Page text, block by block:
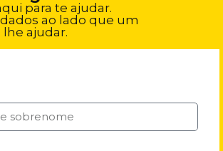
para te ajudar.
ao lado que um
lhe ajudar.